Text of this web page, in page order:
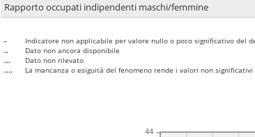
Rapporto occupati indipendenti maschi/femmine
-
Indicatore non applicabile per valore nullo o poco significativo del
..
Dato non ancora disponibile
...
Dato non rilevato
....
La mancanza o esiguità del fenomeno rende i valori non significativi
44